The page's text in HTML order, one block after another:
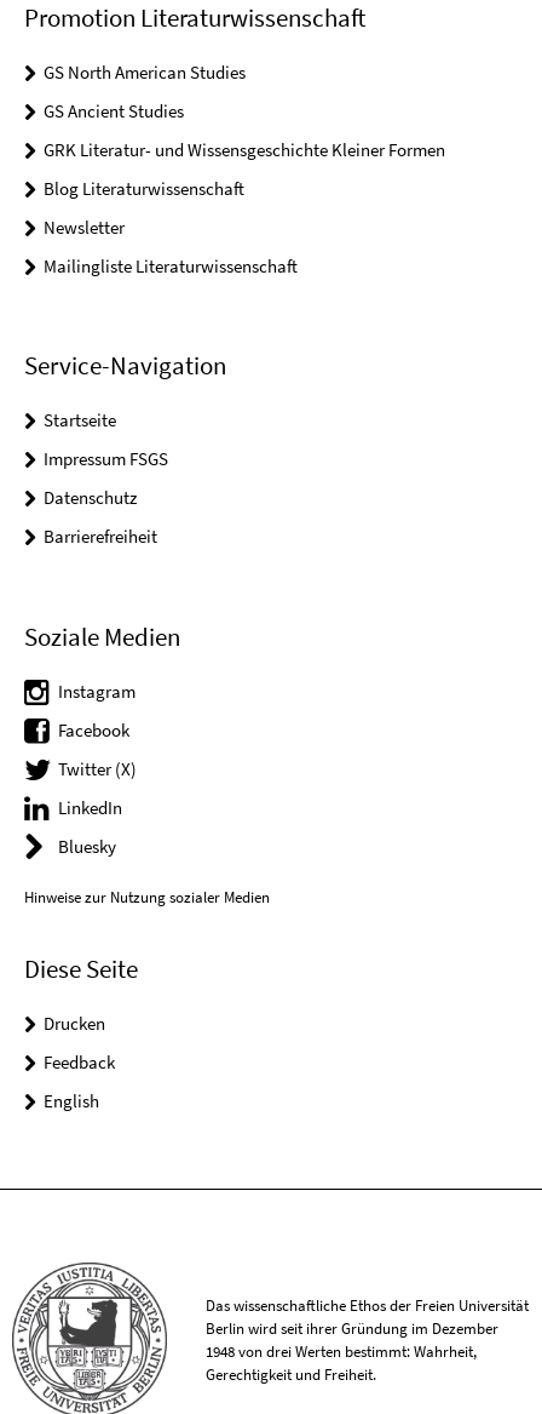
Promotion Literaturwissenschaft
GS North American Studies
GS Ancient Studies
GRK Literatur- und Wissensgeschichte Kleiner Formen
Blog Literaturwissenschaft
Newsletter
Mailingliste Literaturwissenschaft
Service-Navigation
Startseite
Impressum FSGS
Datenschutz
Barrierefreiheit
Soziale Medien
Instagram
Facebook
Twitter (X)
LinkedIn
Bluesky
Hinweise zur Nutzung sozialer Medien
Diese Seite
Drucken
Feedback
English
Das wissenschaftliche Ethos der Freien Universität
Berlin wird seit ihrer Gründung im Dezember
1948 von drei Werten bestimmt: Wahrheit,
Gerechtigkeit und Freiheit.